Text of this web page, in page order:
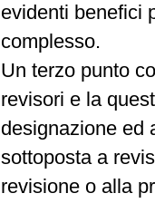
evidenti benefici
complesso.
Un terzo punto
revisori e la
designazione ed
sottoposta a
revisione o alla